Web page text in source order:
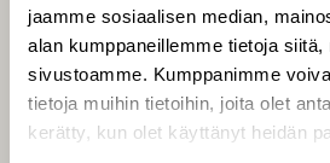
jaamme sosiaalisen median,
alan kumppaneillemme tietoja
sivustoamme. Kumppanimme
tietoja muihin tietoihin, joita olet
kerätty, kun olet käyttänyt heidän